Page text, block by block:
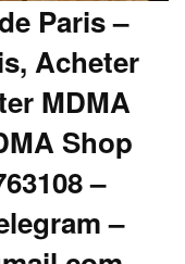
Paris –
Acheter
MDMA
Shop
–
–